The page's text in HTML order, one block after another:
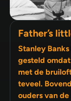
Father’s
Stanley
gesteld
met de bruiloft, maar dit wordt hem allemaal
teveel.
ouders van de echtgenoot en die van de